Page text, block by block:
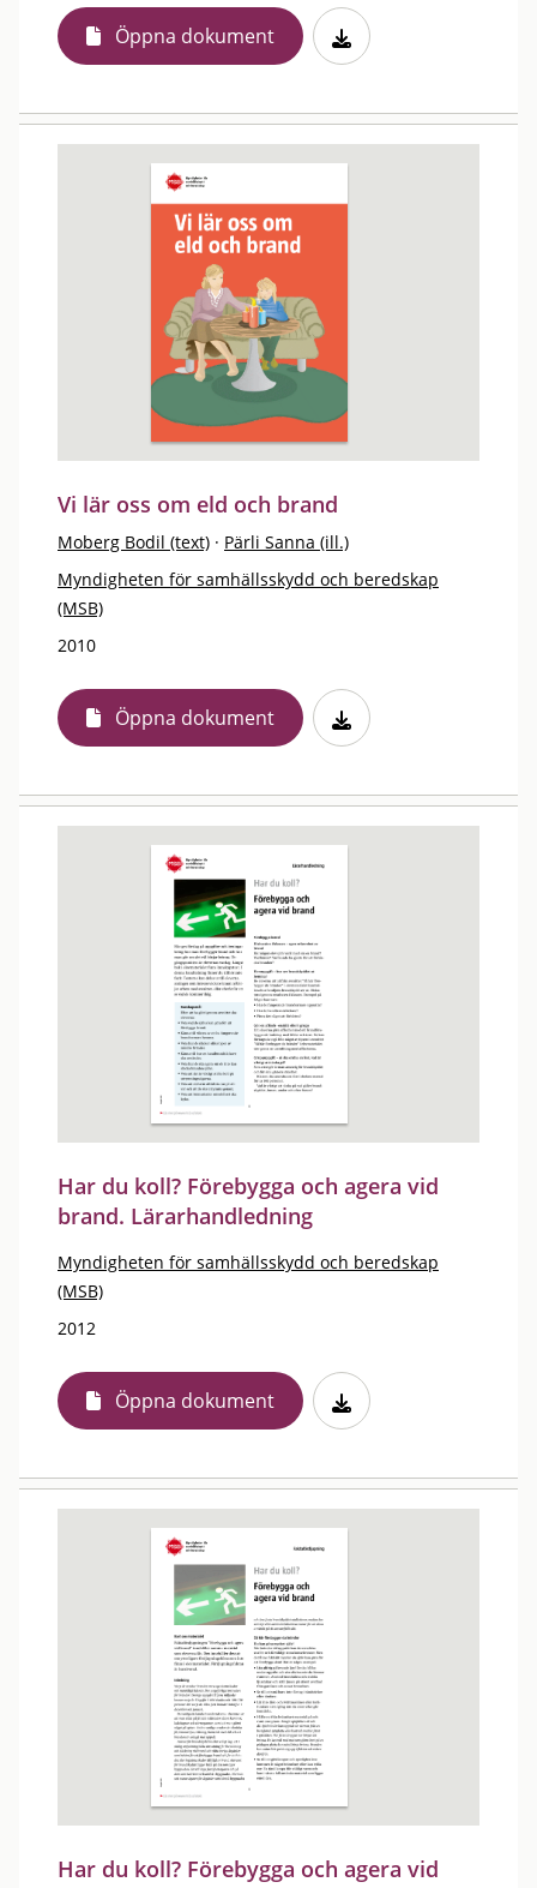
Öppna dokument
Vi lär oss om eld och brand
Moberg Bodil (text) · Pärli Sanna (ill.)
Myndigheten för samhällsskydd och beredskap
(MSB)
2010
Öppna dokument
Har du koll? Förebygga och agera vid
brand. Lärarhandledning
Myndigheten för samhällsskydd och beredskap
(MSB)
2012
Öppna dokument
Har du koll? Förebygga och agera vid